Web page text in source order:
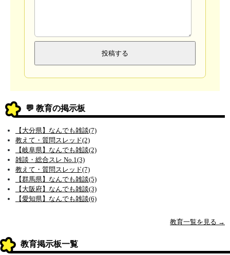
💬 教育の掲示板
【大分県】なんでも雑談(7)
教えて・質問スレッド(2)
【岐阜県】なんでも雑談(2)
雑談・総合スレ No.1(3)
教えて・質問スレッド(7)
【群馬県】なんでも雑談(5)
【大阪府】なんでも雑談(3)
【愛知県】なんでも雑談(6)
教育一覧を見る →
教育掲示板一覧